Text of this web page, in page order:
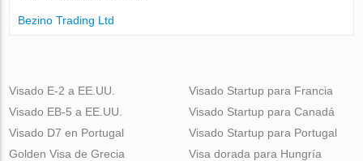
Bezino Trading Ltd
Visado E-2 a EE.UU.
Visado EB-5 a EE.UU.
Visado D7 en Portugal
Golden Visa de Grecia
Visado Startup para Francia
Visado Startup para Canadá
Visado Startup para Portugal
Visa dorada para Hungría